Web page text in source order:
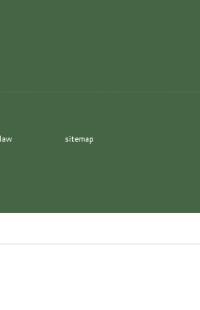
sitemap